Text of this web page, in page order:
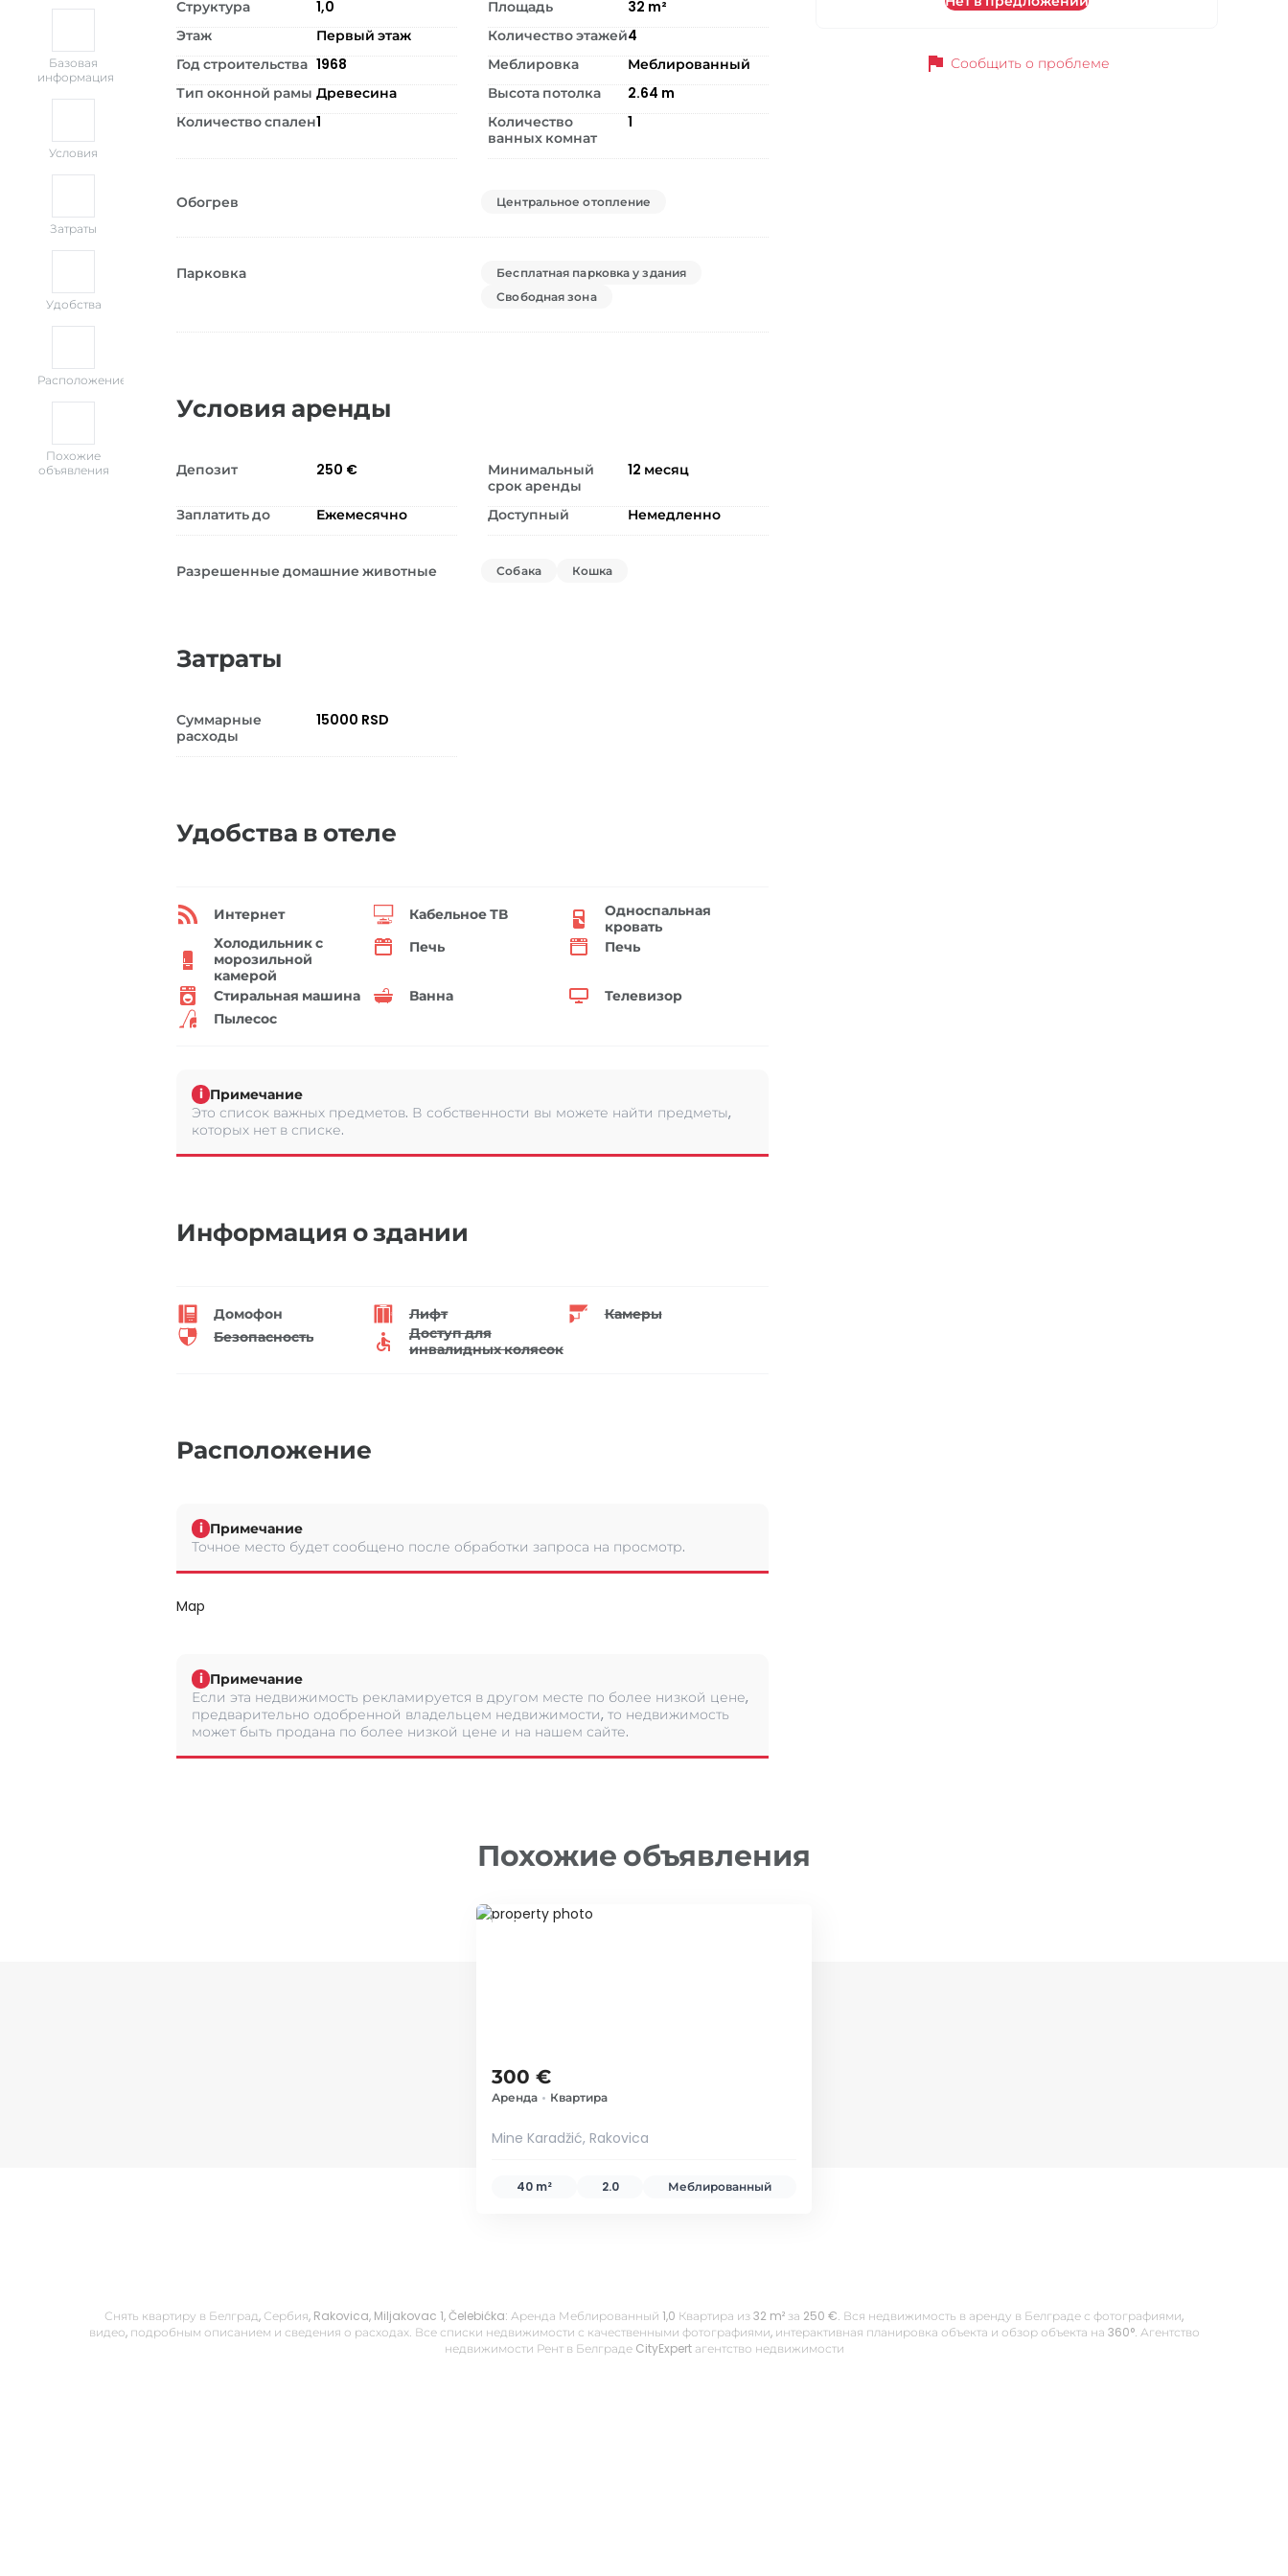
Базовая
информация
Условия
Затраты
Удобства
Расположение
Похожие
объявления
Структура 1,0 Площадь 32 m²
Этаж
Первый этаж Количество этажей4
Год строительства 1968 Меблировка
Меблированный
Тип оконной рамы Древесина Высота потолка 2.64 m
Количество спален1
Количество
ванных комнат
1
Обогрев Центральное отопление
Парковка
Бесплатная парковка у здания
Свободная зона
Условия аренды
Депозит 250 €
Минимальный
срок аренды
12 месяц
Заплатить до Ежемесячно Доступный Немедленно
Разрешенные домашние животные Собака Кошка
Затраты
Суммарные
расходы
15000 RSD
Удобства в отеле
Интернет Кабельное ТВ
Односпальная
кровать
Холодильник с
морозильной
камерой
Печь Печь
Стиральная машина Ванна
Телевизор
Пылесос
i Примечание
Это список важных предметов. В собственности вы можете найти предметы,
которых нет в списке.
Информация о здании
Домофон Лифт
Камеры
Безопасность
Доступ для
инвалидных колясок
Расположение
i Примечание
Точное место будет сообщено после обработки запроса на просмотр.
Map
i Примечание
Если эта недвижимость рекламируется в другом месте по более низкой цене,
предварительно одобренной владельцем недвижимости, то недвижимость
может быть продана по более низкой цене и на нашем сайте.
flag Сообщить о проблеме
Похожие объявления
ID 53716
300 €
Аренда • Квартира
Mine Karadžić, Rakovica
40 m² 2.0 Меблированный
Снять квартиру в Белград, Сербия, Rakovica, Miljakovac 1, Čelebićka: Аренда Меблированный 1,0 Квартира из 32 m² за 250 €. Вся недвижимость в аренду в Белграде с фотографиями,
видео, подробным описанием и сведения о расходах. Все списки недвижимости с качественными фотографиями, интерактивная планировка объекта и обзор объекта на 360°. Агентство
недвижимости Рент в Белграде CityExpert агентство недвижимости